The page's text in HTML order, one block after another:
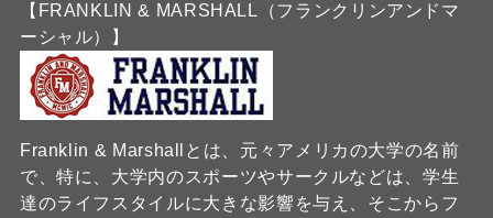
【FRANKLIN & MARSHALL（フランクリンアンドマ
ーシャル）】
Franklin & Marshallとは、元々アメリカの大学の名前
で、特に、大学内のスポーツやサークルなどは、学生
達のライフスタイルに大きな影響を与え、そこからフ